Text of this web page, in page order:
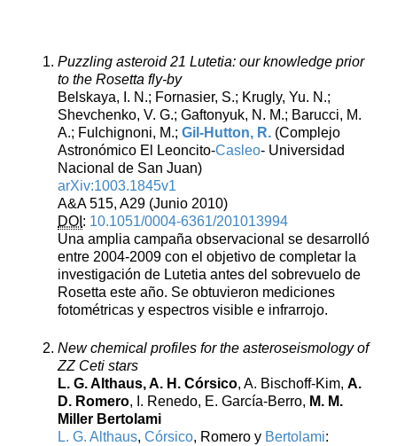
Puzzling asteroid 21 Lutetia: our knowledge prior
to the Rosetta fly-by
Belskaya, I. N.; Fornasier, S.; Krugly, Yu. N.;
Shevchenko, V. G.; Gaftonyuk, N. M.; Barucci, M.
A.; Fulchignoni, M.; Gil-Hutton, R. (Complejo
Astronómico El Leoncito-Casleo- Universidad
Nacional de San Juan)
arXiv:1003.1845v1
A&A 515, A29 (Junio 2010)
DOI : 10.1051/0004-6361/201013994
Una amplia campaña observacional se desarrolló
entre 2004-2009 con el objetivo de completar la
investigación de Lutetia antes del sobrevuelo de
Rosetta este año. Se obtuvieron mediciones
fotométricas y espectros visible e infrarrojo.
New chemical profiles for the asteroseismology of
ZZ Ceti stars
L. G. Althaus, A. H. Córsico, A. Bischoff-Kim, A.
D. Romero, I. Renedo, E. García-Berro, M. M.
Miller Bertolami
L. G. Althaus, Córsico, Romero y Bertolami: